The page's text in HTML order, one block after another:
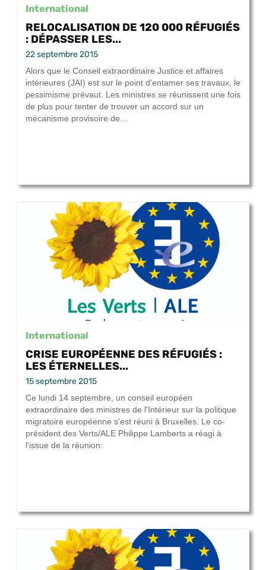
International
RELOCALISATION DE 120 000 RÉFUGIÉS
: DÉPASSER LES...
22 septembre 2015
Alors que le Conseil extraordinaire Justice et affaires
intérieures (JAI) est sur le point d'entamer ses travaux, le
pessimisme prévaut. Les ministres se réunissent une fois
de plus pour tenter de trouver un accord sur un
mécanisme provisoire de...
International
CRISE EUROPÉENNE DES RÉFUGIÉS :
LES ÉTERNELLES...
15 septembre 2015
Ce lundi 14 septembre, un conseil européen
extraordinaire des ministres de l'Intérieur sur la politique
migratoire européenne s'est réuni à Bruxelles. Le co-
président des Verts/ALE Philippe Lamberts a réagi à
l'issue de la réunion: